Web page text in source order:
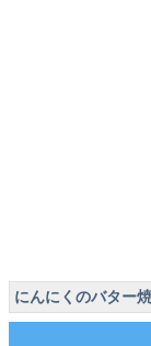
にんにくのバター